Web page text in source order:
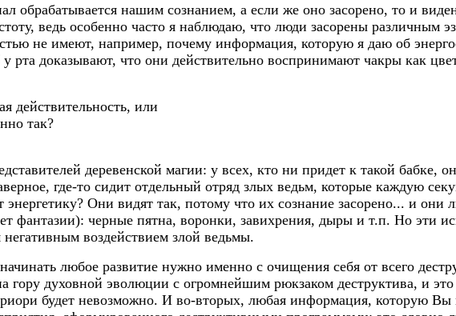
обрабатывается нашим сознанием, а если же оно засорено, то и
ведь особенно часто я наблюдаю, что люди засорены различным
не имеют, например, почему информация, которую я даю об
рта доказывают, что они действительно воспринимают чакры как
действительность, или
так?
деревенской магии: у всех, кто ни придет к такой бабке,
где-то сидит отдельный отряд злых ведьм, которые каждую
Они видят так, потому что их сознание засорено... и
фантазии): черные пятна, воронки, завихрения, дыры и т.п. Но эти
воздействием злой ведьмы.
любое развитие нужно именно с очищения себя от всего
гору духовной эволюции с огромнейшим рюкзаком деструктива, и это
будет невозможно. И во-вторых, любая информация, которую